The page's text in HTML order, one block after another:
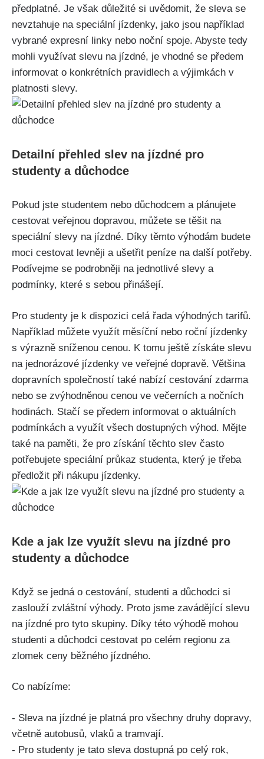
předplatné. Je však důležité si uvědomit, že sleva se
nevztahuje na speciální⁣ jízdenky, ​jako jsou ⁣například
vybrané expresní‍ linky⁢ nebo ⁣noční‍ spoje.‌ Abyste​ tedy
mohli využívat slevu ⁤na jízdné, je vhodné se ‍předem⁤
informovat o konkrétních ⁤pravidlech a⁣ výjimkách v
platnosti ⁤slevy.
Detailní přehled slev na ​jízdné‍ pro
‌studenty⁣ a důchodce
Pokud ‌jste ‍studentem nebo důchodcem a plánujete
cestovat veřejnou dopravou, můžete‍ se ⁣těšit na
speciální ​slevy na ⁢jízdné. Díky ‌těmto výhodám budete
moci cestovat‌ levněji a ušetřit ⁤peníze na další potřeby.
Podívejme se ⁤podrobněji na ‌jednotlivé slevy a
podmínky, které s‍ sebou přinášejí.
Pro studenty⁢ je​ k dispozici celá řada výhodných tarifů.​
Například ‍můžete ⁢využít měsíční nebo roční jízdenky
s výrazně sníženou cenou. K⁢ tomu ještě získáte slevu
na jednorázové ⁢jízdenky ve‍ veřejné‍ dopravě. Většina
dopravních⁣ společností⁤ také nabízí ‍cestování zdarma
nebo ‍se ‍zvýhodněnou cenou ve večerních a⁣ nočních
hodinách. ⁤Stačí ⁣se předem informovat ⁢o aktuálních
‍podmínkách a využít‍ všech dostupných výhod. Mějte
také na paměti, že pro ⁤získání těchto ‌slev často
potřebujete speciální průkaz⁢ studenta, který je třeba ​
předložit při nákupu jízdenky.
Kde a ​jak lze využít slevu na jízdné​ pro
studenty a důchodce
Když se‌ jedná⁤ o ‍cestování, studenti a ⁤důchodci si
zaslouží zvláštní výhody. ⁤Proto ‌jsme ⁢zavádějící slevu
na jízdné pro tyto skupiny. Díky této ⁣výhodě mohou
studenti a důchodci cestovat po celém regionu za
zlomek ‌ceny běžného ⁢jízdného.⁣
Co nabízíme:
-⁤ Sleva‍ na jízdné je ⁣platná ​pro všechny ⁢druhy​ dopravy,
včetně autobusů, vlaků a ​tramvají.
-​ Pro⁢ studenty je tato sleva dostupná po celý rok,